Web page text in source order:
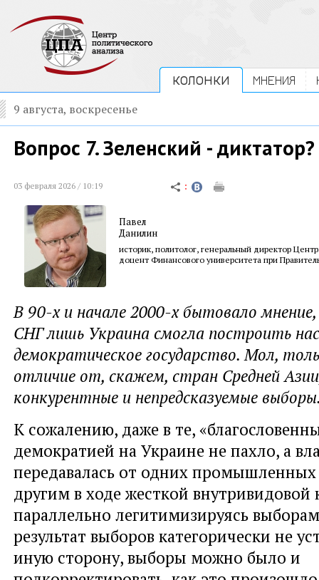
КОЛОНКИ МНЕНИЯ
9 августа, воскресенье
Вопрос 7. Зеленский - диктатор?
03 февраля 2026 / 10:19
Павел
Данилин
историк, политолог, генеральный директор
доцент Финансового университета при
В 90-х и начале 2000-х бытовало
СНГ лишь Украина смогла построить
демократическое государство. Мол,
отличие от, скажем, стран Средней
конкурентные и непредсказуемые
К сожалению, даже в те,
демократией на Украине не пахло, а
передавалась от одних промышленных
другим в ходе жесткой внутривидовой
параллельно легитимизируясь
результат выборов категорически не
иную сторону, выборы можно было и